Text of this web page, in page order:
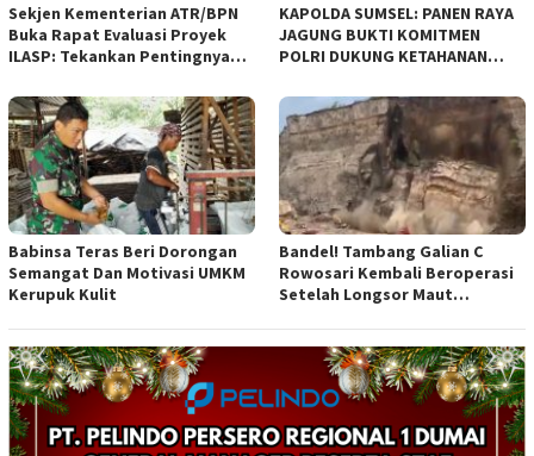
Sekjen Kementerian ATR/BPN
Buka Rapat Evaluasi Proyek
ILASP: Tekankan Pentingnya
Anggaran
KAPOLDA SUMSEL: PANEN RAYA
JAGUNG BUKTI KOMITMEN
POLRI DUKUNG KETAHANAN
Babinsa Teras Beri Dorongan
Semangat Dan Motivasi UMKM
Kerupuk Kulit
Bandel! Tambang Galian C
Rowosari Kembali Beroperasi
Setelah Longsor Maut